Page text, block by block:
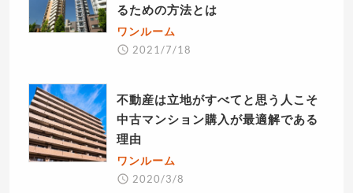
るための方法とは
ワンルーム
2021/7/18
不動産は立地がすべてと思う人こそ
中古マンション購入が最適解である
理由
ワンルーム
2020/3/8